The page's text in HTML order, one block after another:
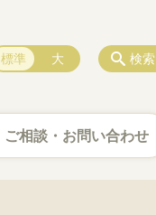
ご相談・お問い合わせ
検索
標準 大